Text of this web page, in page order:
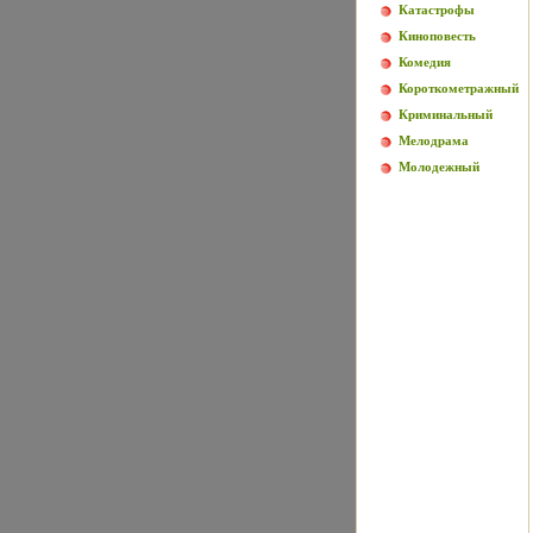
Катастрофы
Киноповесть
Комедия
Короткометражный
Криминальный
Мелодрама
Молодежный